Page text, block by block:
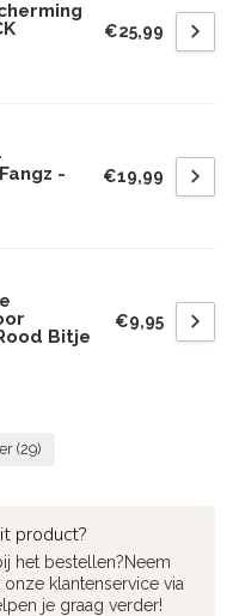
€25,99
-
€19,99
Bitje
€9,95
(29)
product?
het bestellen?Neem
klantenservice via
je graag verder!